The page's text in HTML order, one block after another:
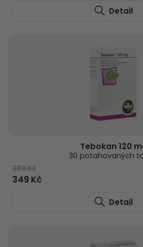
Detail
Tebokan 120
30 potahovaných
389 Kč
349 Kč
Detail